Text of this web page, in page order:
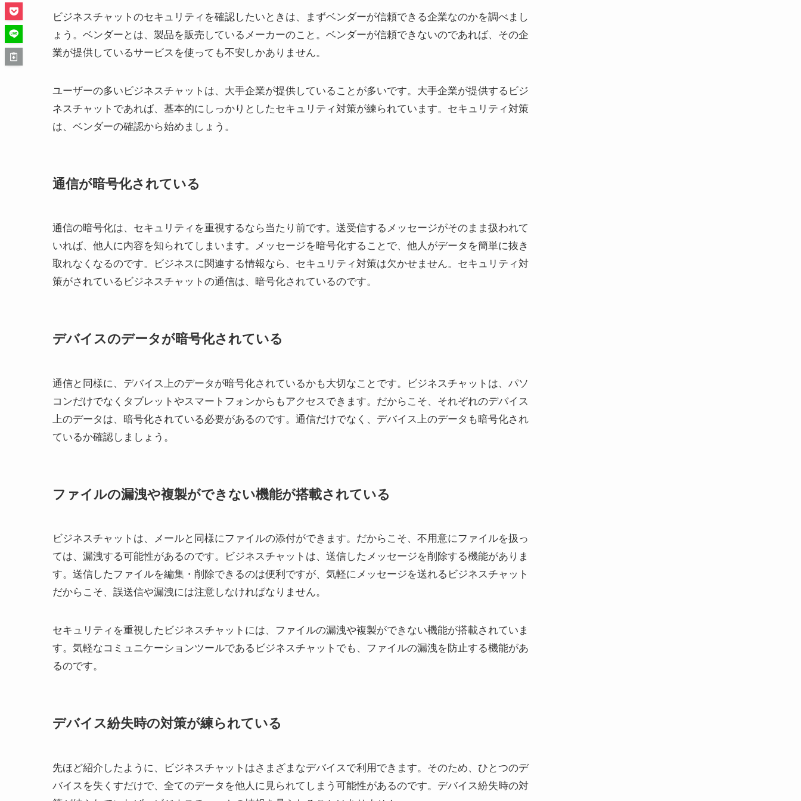
ビジネスチャットのセキュリティを確認したいときは、まずベンダーが信頼できる企業なのかを調べまし
ょう。ベンダーとは、製品を販売しているメーカーのこと。ベンダーが信頼できないのであれば、その企
業が提供しているサービスを使っても不安しかありません。
ユーザーの多いビジネスチャットは、大手企業が提供していることが多いです。大手企業が提供するビジ
ネスチャットであれば、基本的にしっかりとしたセキュリティ対策が練られています。セキュリティ対策
は、ベンダーの確認から始めましょう。
通信が暗号化されている
通信の暗号化は、セキュリティを重視するなら当たり前です。送受信するメッセージがそのまま扱われて
いれば、他人に内容を知られてしまいます。メッセージを暗号化することで、他人がデータを簡単に抜き
取れなくなるのです。ビジネスに関連する情報なら、セキュリティ対策は欠かせません。セキュリティ対
策がされているビジネスチャットの通信は、暗号化されているのです。
デバイスのデータが暗号化されている
通信と同様に、デバイス上のデータが暗号化されているかも大切なことです。ビジネスチャットは、パソ
コンだけでなくタブレットやスマートフォンからもアクセスできます。だからこそ、それぞれのデバイス
上のデータは、暗号化されている必要があるのです。通信だけでなく、デバイス上のデータも暗号化され
ているか確認しましょう。
ファイルの漏洩や複製ができない機能が搭載されている
ビジネスチャットは、メールと同様にファイルの添付ができます。だからこそ、不用意にファイルを扱っ
ては、漏洩する可能性があるのです。ビジネスチャットは、送信したメッセージを削除する機能がありま
す。送信したファイルを編集・削除できるのは便利ですが、気軽にメッセージを送れるビジネスチャット
だからこそ、誤送信や漏洩には注意しなければなりません。
セキュリティを重視したビジネスチャットには、ファイルの漏洩や複製ができない機能が搭載されていま
す。気軽なコミュニケーションツールであるビジネスチャットでも、ファイルの漏洩を防止する機能があ
るのです。
デバイス紛失時の対策が練られている
先ほど紹介したように、ビジネスチャットはさまざまなデバイスで利用できます。そのため、ひとつのデ
バイスを失くすだけで、全てのデータを他人に見られてしまう可能性があるのです。デバイス紛失時の対